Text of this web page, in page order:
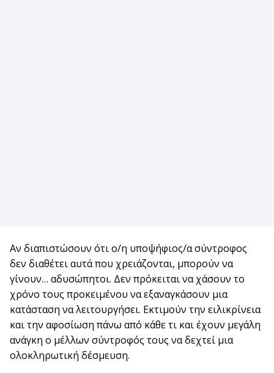
Αν διαπιστώσουν ότι ο/η υποψήφιος/α σύντροφος
δεν διαθέτει αυτά που χρειάζονται, μπορούν να
γίνουν… αδυσώπητοι. Δεν πρόκειται να χάσουν το
χρόνο τους προκειμένου να εξαναγκάσουν μια
κατάσταση να λειτουργήσει. Εκτιμούν την ειλικρίνεια
και την αφοσίωση πάνω από κάθε τι και έχουν μεγάλη
ανάγκη ο μέλλων σύντροφός τους να δεχτεί μια
ολοκληρωτική δέσμευση.